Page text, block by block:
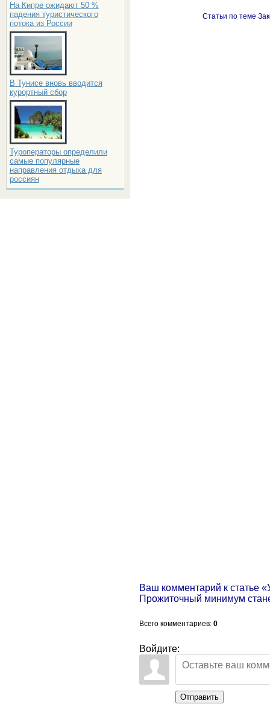
На Кипре ожидают 50 %
падения туристического
потока из России
В Тунисе вновь вводится
курортный сбор
Туроператоры определили
самые популярные
направления отдыха для
россиян
Статьи по теме
Ваш комментарий к статье
Прожиточный минимум
Всего комментариев: 0
Войдите:
Отправить